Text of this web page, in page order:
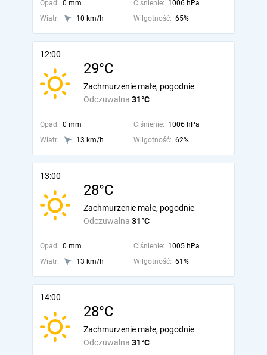
Opad: 0 mm Ciśnienie: 1006 hPa
Wiatr:
10 km/h Wilgotność: 65%
12:00
29°C
Odczuwalna 31°C
Zachmurzenie małe, pogodnie
Opad: 0 mm Ciśnienie: 1006 hPa
Wiatr:
13 km/h Wilgotność: 62%
13:00
28°C
Odczuwalna 31°C
Zachmurzenie małe, pogodnie
Opad: 0 mm Ciśnienie: 1005 hPa
Wiatr:
13 km/h Wilgotność: 61%
14:00
28°C
Odczuwalna 31°C
Zachmurzenie małe, pogodnie